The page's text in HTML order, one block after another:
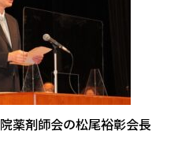
薬剤師会の松尾裕彰会長